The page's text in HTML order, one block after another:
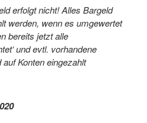
erfolgt nicht! Alles Bargeld
werden, wenn es umgewertet
bereits jetzt alle
und evtl. vorhandene
Konten eingezahlt